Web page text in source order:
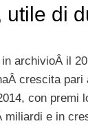
utile di
in archivioÂ il
crescita pari
con premi
miliardi e in